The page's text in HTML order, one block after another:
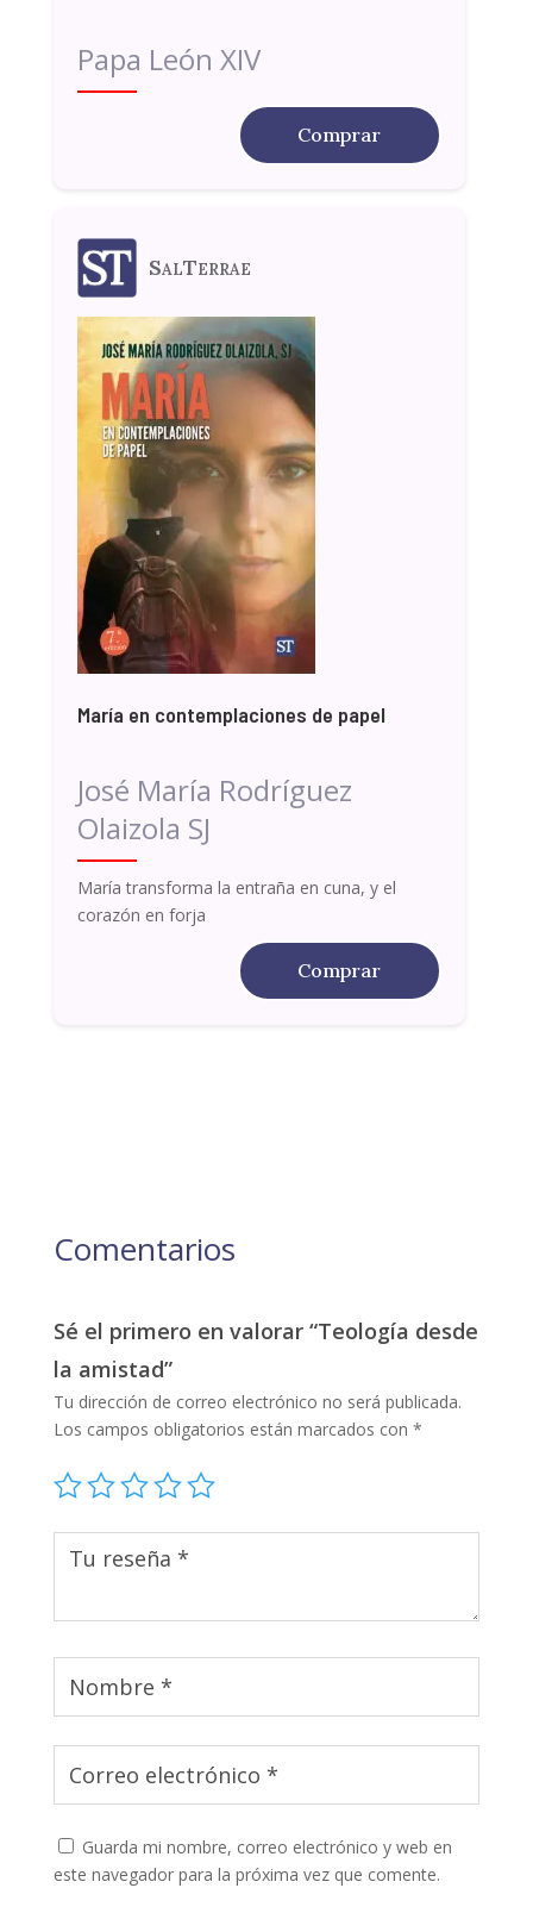
Papa León XIV
Comprar
SalTerrae
María en contemplaciones de papel
José María Rodríguez
Olaizola SJ
María transforma la entraña en cuna, y el
corazón en forja
Comprar
Comentarios
Sé el primero en valorar “Teología desde
la amistad”
Tu dirección de correo electrónico no será publicada.
Los campos obligatorios están marcados con *
Guarda mi nombre, correo electrónico y web en
este navegador para la próxima vez que comente.